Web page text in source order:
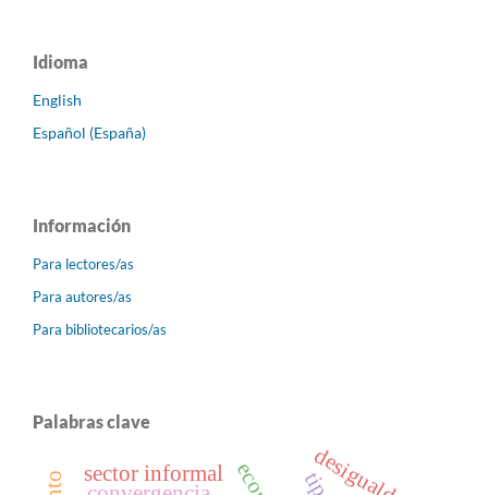
Idioma
English
Español (España)
Información
Para lectores/as
Para autores/as
Para bibliotecarios/as
Palabras clave
sector informal